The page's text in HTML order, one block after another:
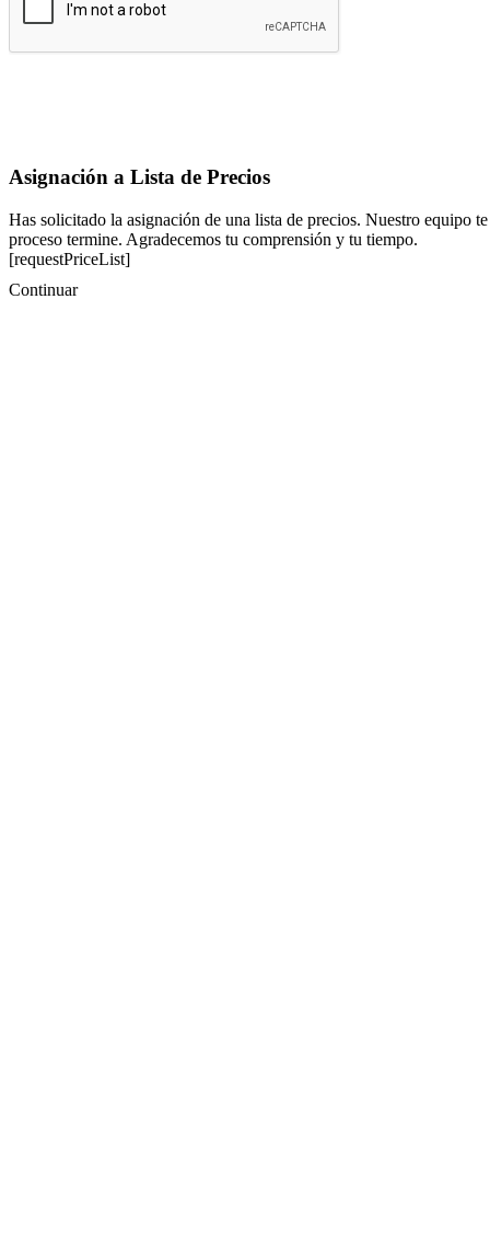
Asignación a Lista de Precios
Has solicitado la asignación de una lista de precios. Nuestro equipo
proceso termine. Agradecemos tu comprensión y tu tiempo.
[requestPriceList]
Continuar